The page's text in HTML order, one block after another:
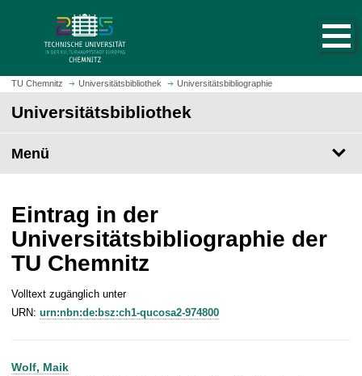
z
m
t
e
i
t
u
f
r
u
e
n
TU Chemnitz Universitätsbibliothek Universitätsbibliographie
Universitätsbibliothek
Menü
Eintrag in der
Universitätsbibliographie der
TU Chemnitz
Volltext zugänglich unter
URN: urn:nbn:de:bsz:ch1-qucosa2-974800
Wolf, Maik